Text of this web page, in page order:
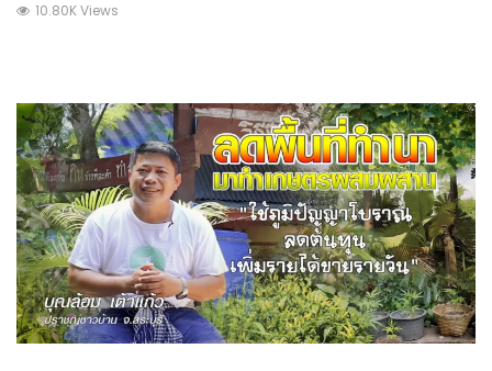
10.80K Views